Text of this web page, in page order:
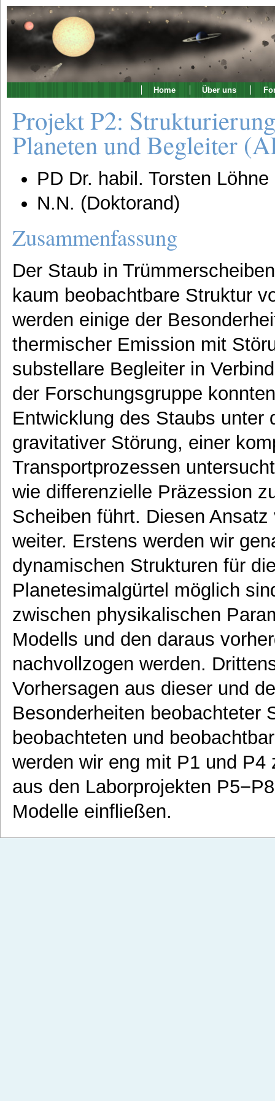
Home Über uns
Projekt P2:
Planeten und Begleiter
PD Dr. habil. Torsten
N.N. (Doktorand)
Zusammenfassung
Der Staub in
kaum beobachtbare Struktur
werden einige der
thermischer Emission mit
substellare Begleiter in
der Forschungsgruppe
Entwicklung des Staubs unter
gravitativer Störung, einer
Transportprozessen
wie differenzielle Präzession
Scheiben führt. Diesen
weiter. Erstens werden wir
dynamischen Strukturen für
Planetesimalgürtel möglich
zwischen physikalischen
Modells und den daraus
nachvollzogen werden.
Vorhersagen aus dieser und
Besonderheiten beobachteter
beobachteten und
werden wir eng mit P1 und
aus den Laborprojekten
Modelle einfließen.